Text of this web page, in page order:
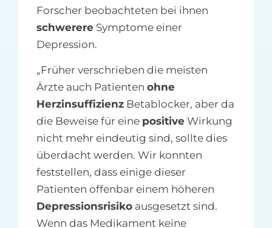
Forscher beobachteten bei ihnen
schwerereSymptome einer
Depression.
„Früher verschrieben die meisten
Ärzte auch Patienten ohne
HerzinsuffizienzBetablocker, aber da
die Beweise für eine positiveWirkung
nicht mehr eindeutig sind, sollte dies
überdacht werden. Wir konnten
feststellen, dass einige dieser
Patienten offenbar einem höheren
Depressionsrisikoausgesetzt sind.
Wenn das Medikament keine